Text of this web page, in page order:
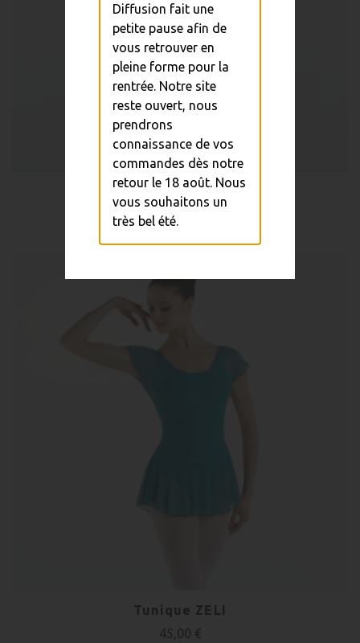
Tunique PADI
36,00 €
Tunique ZELI
45,00 €
Diffusion fait une
petite pause afin de
vous retrouver en
pleine forme pour la
rentrée. Notre site
reste ouvert, nous
prendrons
connaissance de vos
commandes dès notre
retour le 18 août. Nous
vous souhaitons un
très bel été.